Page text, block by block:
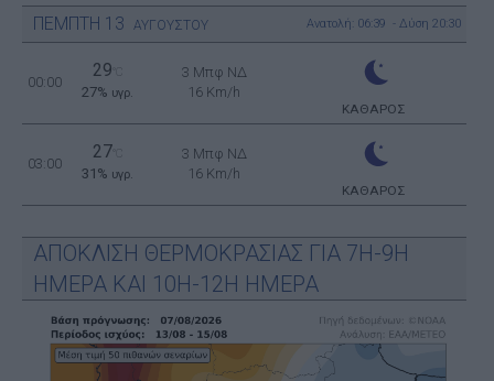
ΠΕΜΠΤΗ 13 ΑΥΓΟΥΣΤΟΥ Ανατολή: 06:39 - Δύση 20:30
00:00
29
27% υγρ.
3 Μπφ ΝΔ
16 Km/h
ΚΑΘΑΡΟΣ
03:00
27
31% υγρ.
3 Μπφ ΝΔ
16 Km/h
ΚΑΘΑΡΟΣ
ΑΠΟΚΛΙΣΗ ΘΕΡΜΟΚΡΑΣΙΑΣ ΓΙΑ 7Η-9Η
ΗΜΕΡΑ ΚΑΙ 10Η-12Η ΗΜΕΡΑ